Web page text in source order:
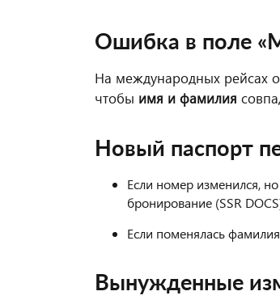
Ошибка в поле
На международных рейсах
чтобы имя и фамилия
Новый паспорт
Если номер изменился,
бронирование (SSR
Если поменялась
Вынужденные